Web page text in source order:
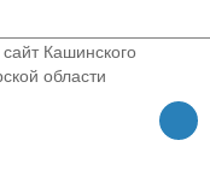
Кашинского
области